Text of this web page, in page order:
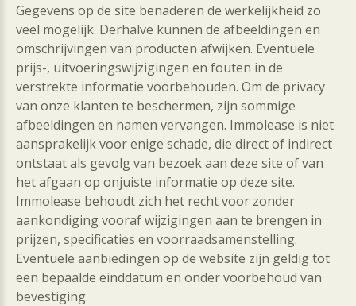
Gegevens op de site benaderen de werkelijkheid zo
veel mogelijk. Derhalve kunnen de afbeeldingen en
omschrijvingen van producten afwijken. Eventuele
prijs-, uitvoeringswijzigingen en fouten in de
verstrekte informatie voorbehouden. Om de privacy
van onze klanten te beschermen, zijn sommige
afbeeldingen en namen vervangen. Immolease is niet
aansprakelijk voor enige schade, die direct of indirect
ontstaat als gevolg van bezoek aan deze site of van
het afgaan op onjuiste informatie op deze site.
Immolease behoudt zich het recht voor zonder
aankondiging vooraf wijzigingen aan te brengen in
prijzen, specificaties en voorraadsamenstelling.
Eventuele aanbiedingen op de website zijn geldig tot
een bepaalde einddatum en onder voorbehoud van
bevestiging.